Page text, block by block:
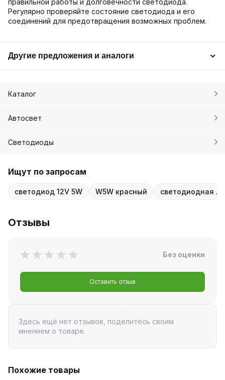
Регулярно проверяйте состояние светодиода и его
соединений для предотвращения возможных проблем.
Другие предложения и аналоги
Каталог
Автосвет
Светодиоды
Ищут по запросам
светодиод 12V 5W W5W красный светодиодная
Отзывы
Без оценки
Оставить отзыв
Здесь ещё нет отзывов, поделитесь своим
мнением о товаре.
Похожие товары